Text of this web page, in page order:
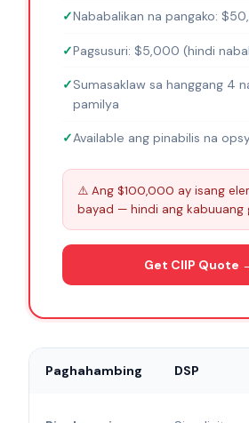
Nababalikan na pangako:
Pagsusuri: $5,000 (hindi
Sumasaklaw sa hanggang 4
pamilya
Available ang pinabilis na
⚠️ Ang $100,000 ay isang
bayad — hindi ang kabuuang
Get CIIP Quote
Paghahambing DSP